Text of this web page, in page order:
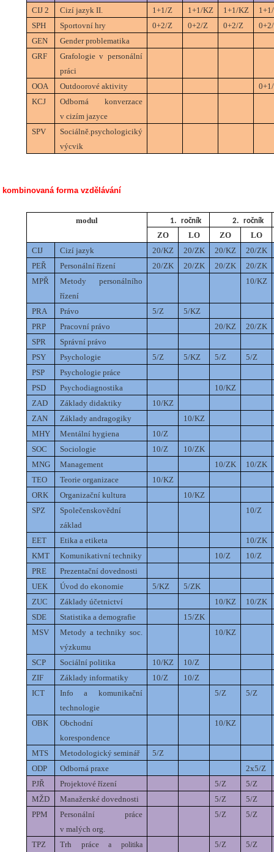
CIJ 2 Cizí jazyk II. 1+1/Z 1+1/KZ 1+1/KZ
SPH
Sportovní hry 0+2/Z 0+2/Z 0+2/Z
GEN
Gender problematika
GRF
Grafologie v personální
práci
OOA
Outdoorové aktivity
KCJ
Odborná konverzace
v cizím jazyce
SPV
Sociálně.psychologiciký
výcvik
kombinovaná forma vzdělávání
modul 1. ročník 2. ročník
ZO LO ZO
LO
CIJ
Cizí jazyk 20/KZ 20/ZK 20/KZ
20/ZK
PEŘ
Personální řízení 20/ZK 20/ZK 20/ZK
20/ZK
MPŘ
Metody personálního
řízení
10/KZ
PRA Právo 5/Z
5/KZ
PRP
Pracovní právo 20/KZ
20/ZK
SPR
Správní právo
PSY
Psychologie 5/Z 5/KZ 5/Z
5/Z
PSP
Psychologie práce
PSD
Psychodiagnostika
10/KZ
ZAD
Základy didaktiky
10/KZ
ZAN
Základy andragogiky
10/KZ
MHY
Mentální hygiena
10/Z
SOC
Sociologie 10/Z
10/ZK
MNG
Management 10/ZK
10/ZK
TEO
Teorie organizace
10/KZ
ORK
Organizační kultura
10/KZ
SPZ
Společenskovědní
základ
10/Z
EET Etika a etiketa
10/ZK
KMT
Komunikativní techniky 10/Z
10/Z
PRE
Prezentační dovednosti
UEK
Úvod do ekonomie 5/KZ
5/ZK
ZUC
Základy účetnictví 10/KZ
10/ZK
SDE
Statistika a demografie
15/ZK
MSV
Metody a techniky soc.
výzkumu
10/KZ
SCP Sociální politika 10/KZ
10/Z
ZIF
Základy informatiky 10/Z
10/Z
ICT
Info a komunikační
technologie
5/Z 5/Z
OBK
Obchodní
korespondence
10/KZ
MTS Metodologický seminář
5/Z
ODP
Odborná praxe
2x5/Z
PJŘ
Projektové řízení 5/Z
5/Z
MŽD
Manažerské dovednosti 5/Z
5/Z
PPM
Personální práce
v malých org.
5/Z 5/Z
TPZ Trh prácea politika
5/Z 5/Z